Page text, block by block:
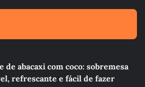
de abacaxi com coco: sobremesa
refrescante e fácil de fazer